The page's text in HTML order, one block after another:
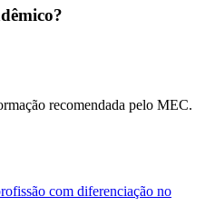
recomendada pelo MEC.
com diferenciação no